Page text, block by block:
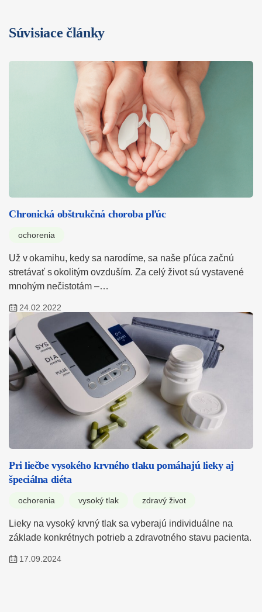
Súvisiace články
Chronická obštrukčná choroba pľúc
ochorenia
Už v okamihu, kedy sa narodíme, sa naše pľúca začnú
stretávať s okolitým ovzduším. Za celý život sú vystavené
mnohým nečistotám –…
24.02.2022
Pri liečbe vysokého krvného tlaku pomáhajú lieky aj
špeciálna diéta
ochorenia vysoký tlak zdravý život
Lieky na vysoký krvný tlak sa vyberajú individuálne na
základe konkrétnych potrieb a zdravotného stavu pacienta.
17.09.2024